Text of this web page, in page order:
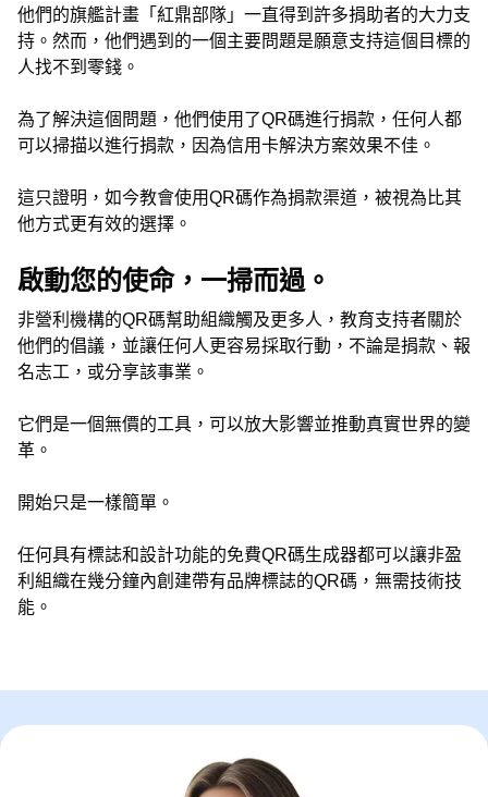
他們的旗艦計畫「紅鼎部隊」一直得到許多捐助者的大力支
持。然而，他們遇到的一個主要問題是願意支持這個目標的
人找不到零錢。
為了解決這個問題，他們使用了QR碼進行捐款，任何人都
可以掃描以進行捐款，因為信用卡解決方案效果不佳。
這只證明，如今教會使用QR碼作為捐款渠道，被視為比其
他方式更有效的選擇。
啟動您的使命，一掃而過。
非營利機構的QR碼幫助組織觸及更多人，教育支持者關於
他們的倡議，並讓任何人更容易採取行動，不論是捐款、報
名志工，或分享該事業。
它們是一個無價的工具，可以放大影響並推動真實世界的變
革。
開始只是一樣簡單。
任何具有標誌和設計功能的免費QR碼生成器都可以讓非盈
利組織在幾分鐘內創建帶有品牌標誌的QR碼，無需技術技
能。